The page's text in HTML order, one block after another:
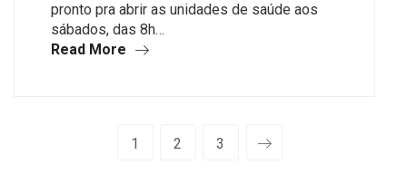
pronto pra abrir as unidades de saúde aos
sábados, das 8h…
Read More
1 2 3